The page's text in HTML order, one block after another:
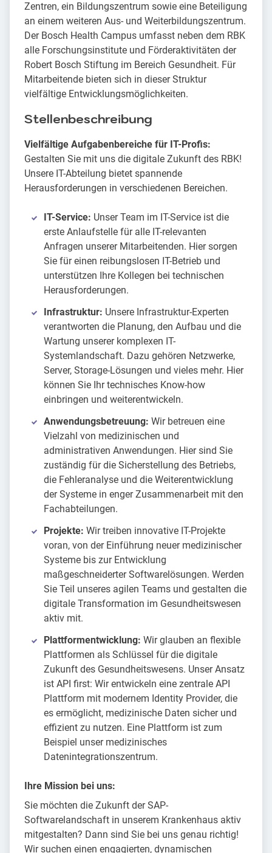
Zentren, ein Bildungszentrum sowie eine Beteiligung
an einem weiteren Aus- und Weiterbildungszentrum.
Der Bosch Health Campus umfasst neben dem RBK
alle Forschungsinstitute und Förderaktivitäten der
Robert Bosch Stiftung im Bereich Gesundheit. Für
Mitarbeitende bieten sich in dieser Struktur
vielfältige Entwicklungsmöglichkeiten.
Stellenbeschreibung
Vielfältige Aufgabenbereiche für IT-Profis:
Gestalten Sie mit uns die digitale Zukunft des RBK!
Unsere IT-Abteilung bietet spannende
Herausforderungen in verschiedenen Bereichen.
IT-Service: Unser Team im IT-Service ist die
erste Anlaufstelle für alle IT-relevanten
Anfragen unserer Mitarbeitenden. Hier sorgen
Sie für einen reibungslosen IT-Betrieb und
unterstützen Ihre Kollegen bei technischen
Herausforderungen.
Infrastruktur: Unsere Infrastruktur-Experten
verantworten die Planung, den Aufbau und die
Wartung unserer komplexen IT-
Systemlandschaft. Dazu gehören Netzwerke,
Server, Storage-Lösungen und vieles mehr. Hier
können Sie Ihr technisches Know-how
einbringen und weiterentwickeln.
Anwendungsbetreuung: Wir betreuen eine
Vielzahl von medizinischen und
administrativen Anwendungen. Hier sind Sie
zuständig für die Sicherstellung des Betriebs,
die Fehleranalyse und die Weiterentwicklung
der Systeme in enger Zusammenarbeit mit den
Fachabteilungen.
Projekte: Wir treiben innovative IT-Projekte
voran, von der Einführung neuer medizinischer
Systeme bis zur Entwicklung
maßgeschneiderter Softwarelösungen. Werden
Sie Teil unseres agilen Teams und gestalten die
digitale Transformation im Gesundheitswesen
aktiv mit.
Plattformentwicklung: Wir glauben an flexible
Plattformen als Schlüssel für die digitale
Zukunft des Gesundheitswesens. Unser Ansatz
ist API first: Wir entwickeln eine zentrale API
Plattform mit modernem Identity Provider, die
es ermöglicht, medizinische Daten sicher und
effizient zu nutzen. Eine Plattform ist zum
Beispiel unser medizinisches
Datenintegrationszentrum.
Ihre Mission bei uns:
Sie möchten die Zukunft der SAP-
Softwarelandschaft in unserem Krankenhaus aktiv
mitgestalten? Dann sind Sie bei uns genau richtig!
Wir suchen einen engagierten, dynamischen